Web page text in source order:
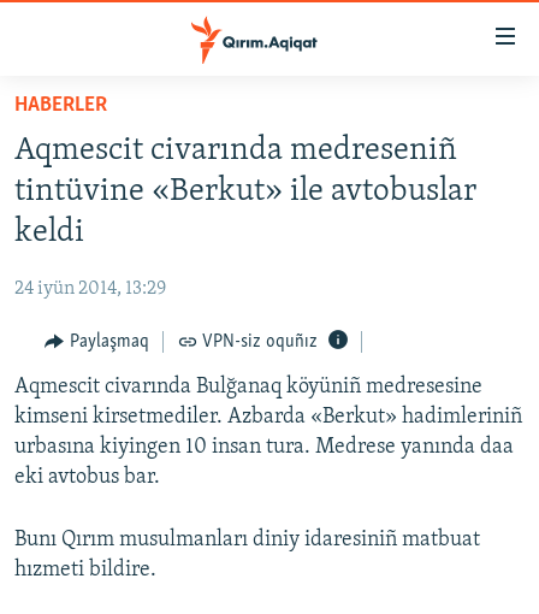
Esas
qaytmaq
Baş
navigatsiyağa
qaytmaq
Qıdıruvğa
qaytmaq
SİYASET
İQTİSADİYAT
MEDENİYET
İNSAN AQLARI
VİDEO
SÜRET
BLOGLAR
Русский
HABERLER
Aqmescit civarında medreseniñ
tintüvine «Berkut» ile avtobuslar
keldi
24 iyün 2014, 13:29
Paylaşmaq VPN-siz oquñız
Aqmescit civarında Bulğanaq köyüniñ medresesine
kimseni kirsetmediler. Azbarda «Berkut» hadimleriniñ
urbasına kiyingen 10 insan tura. Medrese yanında daa
eki avtobus bar.
Bunı Qırım musulmanları diniy idaresiniñ matbuat
hızmeti bildire.